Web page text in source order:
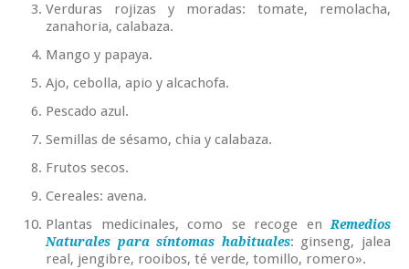
Verduras rojizas y moradas: tomate, remolacha,
zanahoria, calabaza.
Mango y papaya.
Ajo, cebolla, apio y alcachofa.
Pescado azul.
Semillas de sésamo, chia y calabaza.
Frutos secos.
Cereales: avena.
Plantas medicinales, como se recoge enRemedios
Naturales para síntomas habituales: ginseng, jalea
real, jengibre, rooibos, té verde, tomillo, romero».